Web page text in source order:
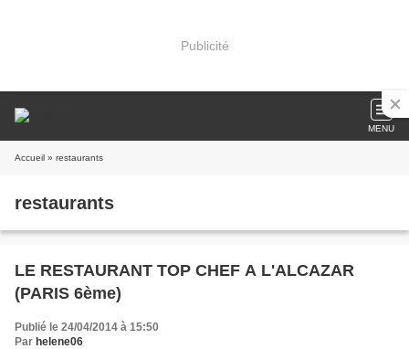
Publicité
MENU
Accueil » restaurants
restaurants
LE RESTAURANT TOP CHEF A L'ALCAZAR
(PARIS 6ème)
Publié le 24/04/2014 à 15:50
Par helene06